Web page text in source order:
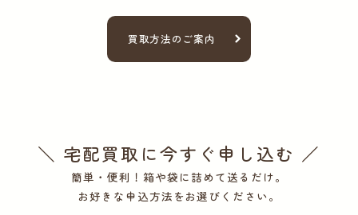
買取方法のご案内
＼ 宅配買取に今すぐ申し込む ／
簡単・便利！箱や袋に詰めて送るだけ。
お好きな申込方法をお選びください。